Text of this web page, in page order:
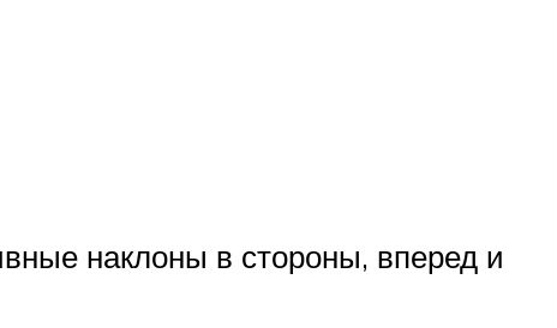
наклоны в стороны, вперед и